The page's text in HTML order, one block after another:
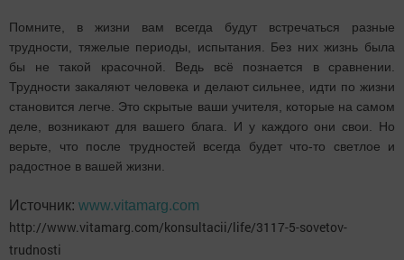
Помните, в жизни вам всегда будут встречаться разные
трудности, тяжелые периоды, испытания. Без них жизнь была
бы не такой красочной. Ведь всё познается в сравнении.
Трудности закаляют человека и делают сильнее, идти по жизни
становится легче. Это скрытые ваши учителя, которые на самом
деле, возникают для вашего блага. И у каждого они свои. Но
верьте, что после трудностей всегда будет что-то светлое и
радостное в вашей жизни.
Источник: www.vitamarg.com
http://www.vitamarg.com/konsultacii/life/3117-5-sovetov-
trudnosti